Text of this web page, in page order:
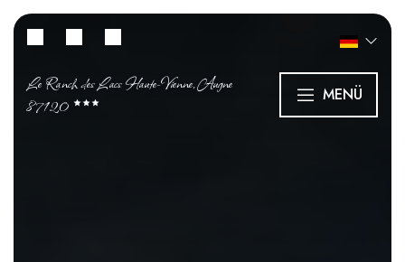
Le Ranch des Lacs Haute-Vienne, Augne
87120
MENÜ